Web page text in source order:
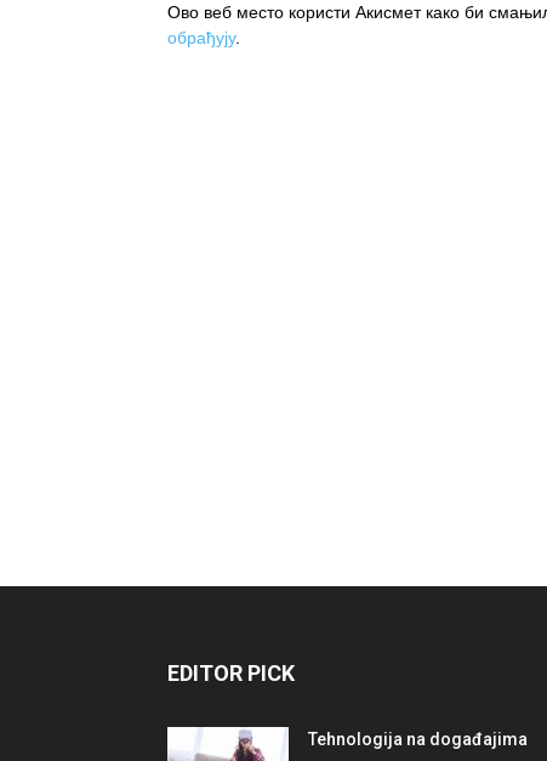
Ово веб место користи Акисмет како би
обрађују.
EDITOR PICK
Tehnologija na događajima